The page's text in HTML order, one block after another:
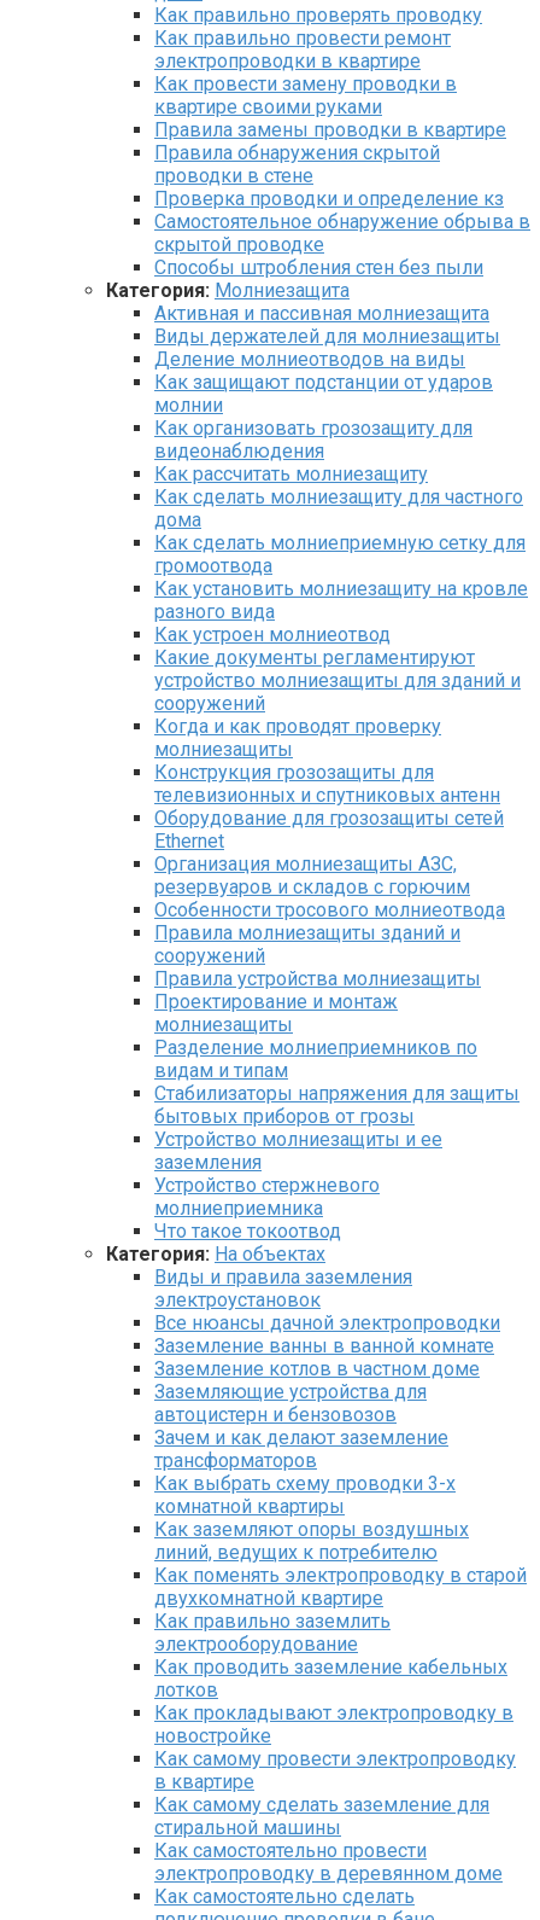
Как правильно проверять проводку
Как правильно провести ремонт
электропроводки в квартире
Как провести замену проводки в
квартире своими руками
Правила замены проводки в квартире
Правила обнаружения скрытой
проводки в стене
Проверка проводки и определение кз
Самостоятельное обнаружение обрыва в
скрытой проводке
Способы штробления стен без пыли
Категория: Молниезащита
Активная и пассивная молниезащита
Виды держателей для молниезащиты
Деление молниеотводов на виды
Как защищают подстанции от ударов
молнии
Как организовать грозозащиту для
видеонаблюдения
Как рассчитать молниезащиту
Как сделать молниезащиту для частного
дома
Как сделать молниеприемную сетку для
громоотвода
Как установить молниезащиту на кровле
разного вида
Как устроен молниеотвод
Какие документы регламентируют
устройство молниезащиты для зданий и
сооружений
Когда и как проводят проверку
молниезащиты
Конструкция грозозащиты для
телевизионных и спутниковых антенн
Оборудование для грозозащиты сетей
Ethernet
Организация молниезащиты АЗС,
резервуаров и складов с горючим
Особенности тросового молниеотвода
Правила молниезащиты зданий и
сооружений
Правила устройства молниезащиты
Проектирование и монтаж
молниезащиты
Разделение молниеприемников по
видам и типам
Стабилизаторы напряжения для защиты
бытовых приборов от грозы
Устройство молниезащиты и ее
заземления
Устройство стержневого
молниеприемника
Что такое токоотвод
Категория: На объектах
Виды и правила заземления
электроустановок
Все нюансы дачной электропроводки
Заземление ванны в ванной комнате
Заземление котлов в частном доме
Заземляющие устройства для
автоцистерн и бензовозов
Зачем и как делают заземление
трансформаторов
Как выбрать схему проводки 3-х
комнатной квартиры
Как заземляют опоры воздушных
линий, ведущих к потребителю
Как поменять электропроводку в старой
двухкомнатной квартире
Как правильно заземлить
электрооборудование
Как проводить заземление кабельных
лотков
Как прокладывают электропроводку в
новостройке
Как самому провести электропроводку
в квартире
Как самому сделать заземление для
стиральной машины
Как самостоятельно провести
электропроводку в деревянном доме
Как самостоятельно сделать